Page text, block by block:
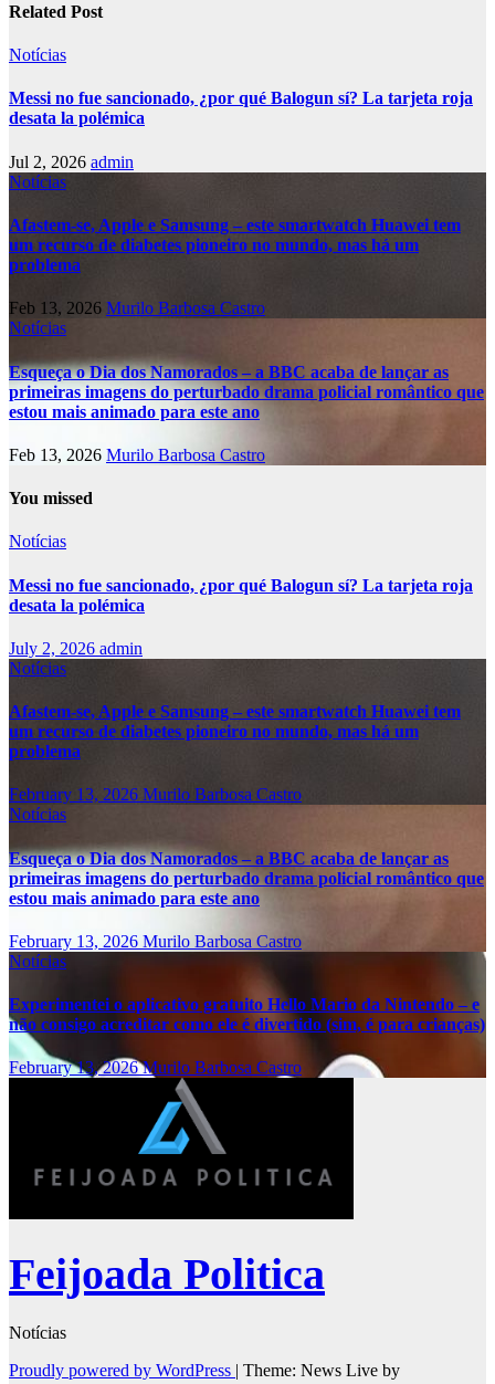
Related Post
Notícias
Messi no fue sancionado, ¿por qué Balogun sí? La tarjeta roja
desata la polémica
Jul 2, 2026 admin
Notícias
Afastem-se, Apple e Samsung – este smartwatch Huawei tem
um recurso de diabetes pioneiro no mundo, mas há um
problema
Feb 13, 2026 Murilo Barbosa Castro
Notícias
Esqueça o Dia dos Namorados – a BBC acaba de lançar as
primeiras imagens do perturbado drama policial romântico que
estou mais animado para este ano
Feb 13, 2026 Murilo Barbosa Castro
You missed
Notícias
Messi no fue sancionado, ¿por qué Balogun sí? La tarjeta roja
desata la polémica
July 2, 2026 admin
Notícias
Afastem-se, Apple e Samsung – este smartwatch Huawei tem
um recurso de diabetes pioneiro no mundo, mas há um
problema
February 13, 2026 Murilo Barbosa Castro
Notícias
Esqueça o Dia dos Namorados – a BBC acaba de lançar as
primeiras imagens do perturbado drama policial romântico que
estou mais animado para este ano
February 13, 2026 Murilo Barbosa Castro
Notícias
Experimentei o aplicativo gratuito Hello Mario da Nintendo – e
não consigo acreditar como ele é divertido (sim, é para crianças)
February 13, 2026Murilo Barbosa Castro
Feijoada Politica
Notícias
Proudly powered by WordPress | Theme: News Live by